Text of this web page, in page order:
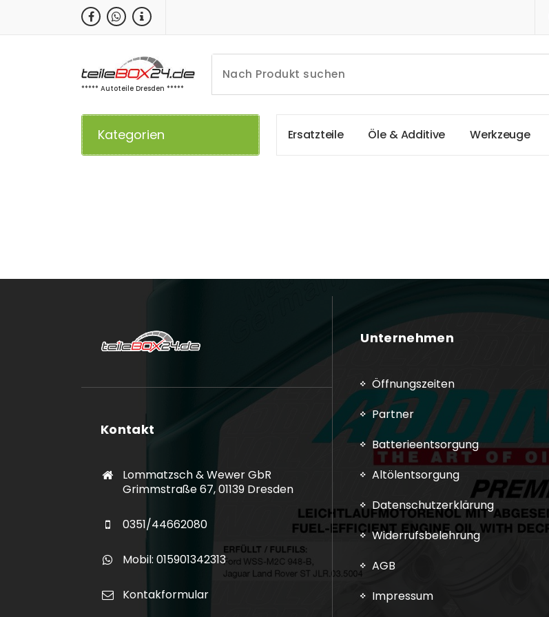
***** Autoteile Dresden *****
Kategorien Ersatzteile Öle &Additive Werkzeuge
Kontakt
Lommatzsch & Wewer GbR
Grimmstraße 67, 01139 Dresden
0351/44662080
Mobil: 015901342313
Kontakformular
Unternehmen
Öffnungszeiten
Partner
Batterieentsorgung
Altölentsorgung
Datenschutzerklärung
Widerrufsbelehrung
AGB
Impressum